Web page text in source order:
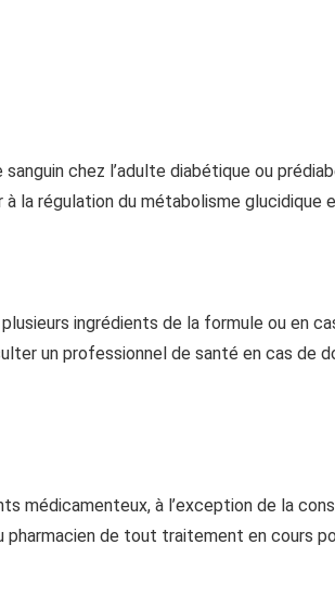
chez l’adulte diabétique ou
la régulation du métabolisme
ingrédients de la formule ou en
un professionnel de santé en cas de
médicamenteux, à l’exception de la
de tout traitement en cours